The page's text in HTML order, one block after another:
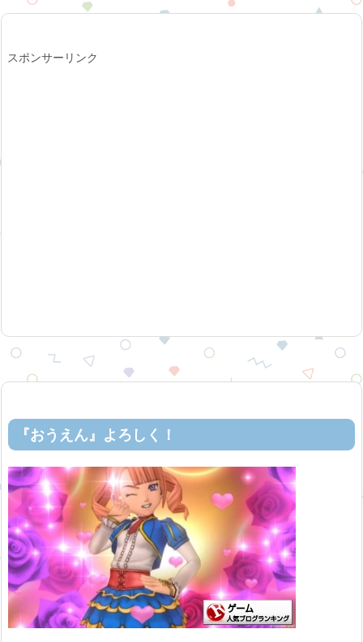
スポンサーリンク
『おうえん』よろしく！